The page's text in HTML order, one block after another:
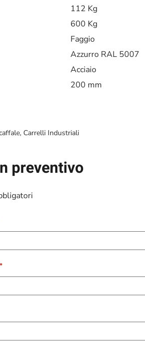
112 Kg
600 Kg
Faggio
Azzurro RAL 5007
Acciaio
200 mm
, Carrelli Industriali
preventivo
*